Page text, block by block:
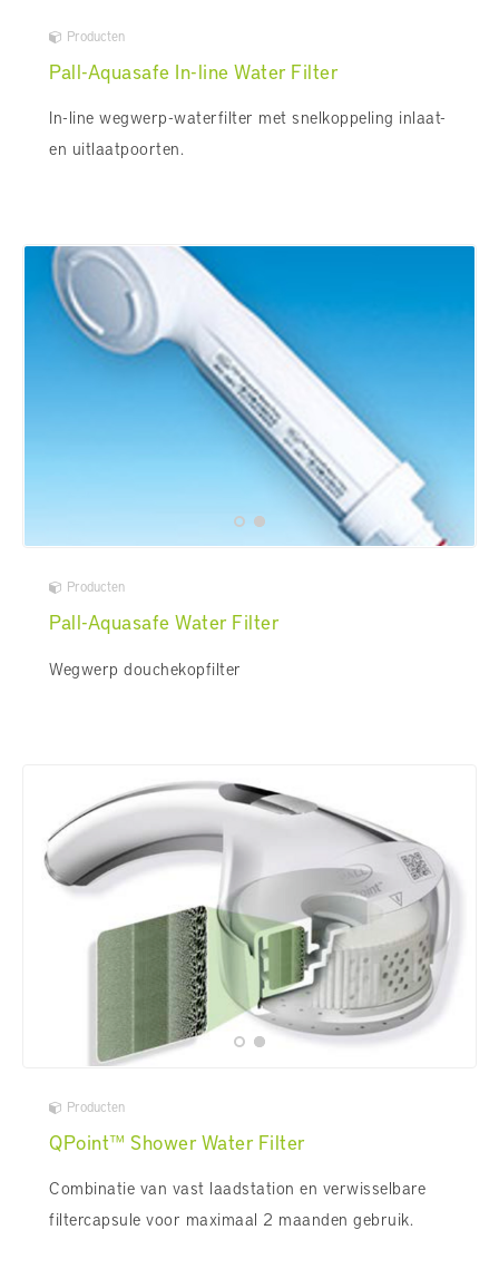
Producten
Pall-Aquasafe In-line Water Filter
In-line wegwerp-waterfilter met snelkoppeling inlaat-
en uitlaatpoorten.
Producten
Pall-Aquasafe Water Filter
Wegwerp douchekopfilter
Producten
QPoint™ Shower Water Filter
Combinatie van vast laadstation en verwisselbare
filtercapsule voor maximaal 2 maanden gebruik.